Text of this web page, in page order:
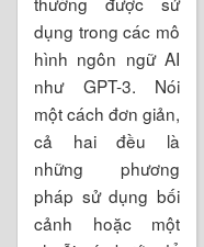
dụng trong các mô
hình ngôn ngữ AI
như GPT-3. Nói
một cách đơn giản,
cả hai đều là
những phương
pháp sử dụng bối
cảnh hoặc một